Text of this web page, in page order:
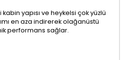
yapısı ve heykelsi çok yüzlü
en aza indirerek olağanüstü
performans sağlar.